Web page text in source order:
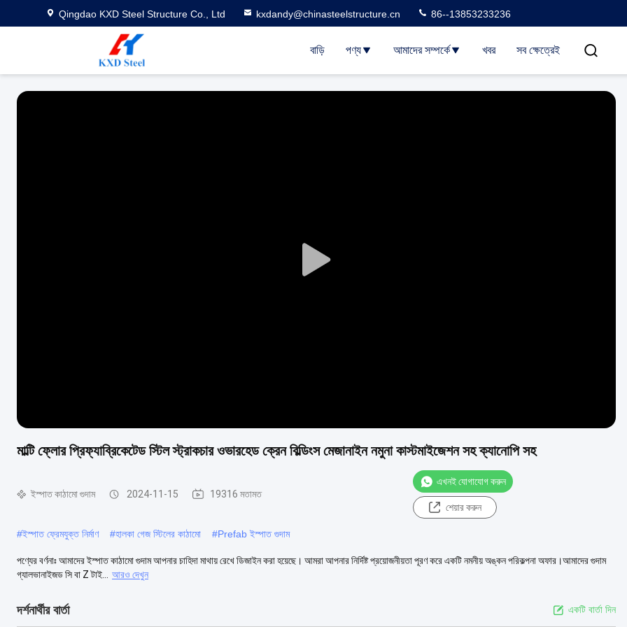
Qingdao KXD Steel Structure Co., Ltd kxdandy@chinasteelstructure.cn 86--13853233236
বাড়ি পণ্য আমাদের সম্পর্কে খবর সব ক্ষেত্রেই
Play
মাল্টি ফ্লোর প্রিফ্যাব্রিকেটেড স্টিল স্ট্রাকচার ওভারহেড ক্রেন বিল্ডিংস মেজানাইন নমুনা কাস্টমাইজেশন সহ ক্যানোপি সহ
ইস্পাত কাঠামো গুদাম 2024-11-15 19316 মতামত
এখনই যোগাযোগ করুন
শেয়ার করুন
#ইস্পাত ফ্রেমযুক্ত নির্মাণ #হালকা গেজ স্টিলের কাঠামো #Prefab ইস্পাত গুদাম
পণ্যের বর্ণনাঃ আমাদের ইস্পাত কাঠামো গুদাম আপনার চাহিদা মাথায় রেখে ডিজাইন করা হয়েছে। আমরা আপনার নির্দিষ্ট প্রয়োজনীয়তা পূরণ করে একটি নমনীয় অঙ্কন পরিকল্পনা অফার।আমাদের গুদাম
গ্যালভানাইজড সি বা Z টাই...
আরও দেখুন
দর্শনার্থীর বার্তা একটি বার্তা দিন